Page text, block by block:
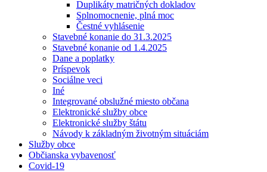
Duplikáty matričných dokladov
Splnomocnenie, plná moc
Čestné vyhlásenie
Stavebné konanie do 31.3.2025
Stavebné konanie od 1.4.2025
Dane a poplatky
Príspevok
Sociálne veci
Iné
Integrované obslužné miesto občana
Elektronické služby obce
Elektronické služby štátu
Návody k základným životným situáciám
Služby obce
Občianska vybavenosť
Covid-19